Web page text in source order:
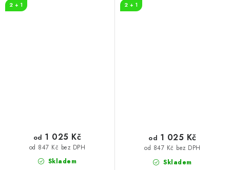
2 + 1
Skladem
od 847 Kč bez DPH
od 1 025 Kč
2 + 1
Skladem
od 847 Kč bez DPH
od 1 025 Kč